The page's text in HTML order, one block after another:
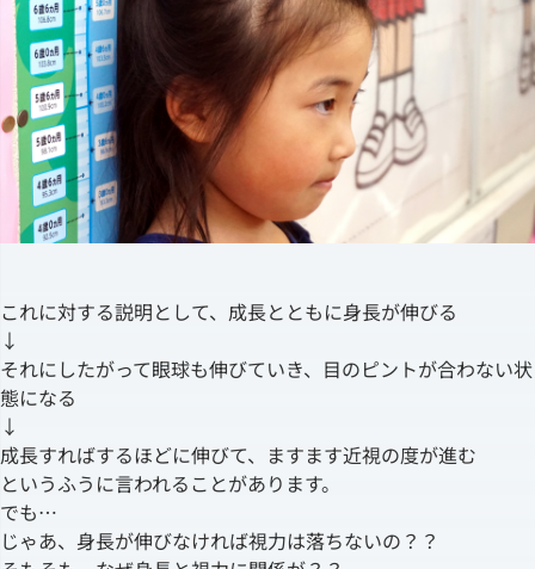
これに対する説明として、成長とともに身長が伸びる
↓
それにしたがって眼球も伸びていき、目のピントが合わない状
態になる
↓
成長すればするほどに伸びて、ますます近視の度が進む
というふうに言われることがあります。
でも…
じゃあ、身長が伸びなければ視力は落ちないの？？